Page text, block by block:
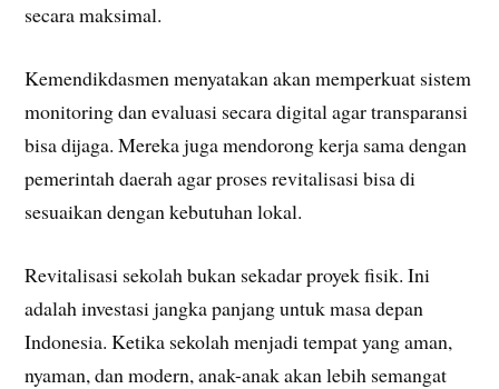
secara maksimal.
Kemendikdasmen menyatakan akan memperkuat sistem
monitoring dan evaluasi secara digital agar transparansi
bisa dijaga. Mereka juga mendorong kerja sama dengan
pemerintah daerah agar proses revitalisasi bisa di
sesuaikan dengan kebutuhan lokal.
Revitalisasi sekolah bukan sekadar proyek fisik. Ini
adalah investasi jangka panjang untuk masa depan
Indonesia. Ketika sekolah menjadi tempat yang aman,
nyaman, dan modern, anak-anak akan lebih semangat